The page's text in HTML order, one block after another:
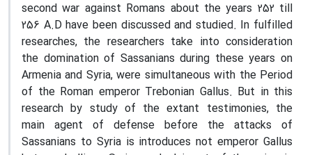
second war against Romans about the years 252 till
256 A.D have been discussed and studied. In fulfilled
researches, the researchers take into consideration
the domination of Sassanians during these years on
Armenia and Syria, were simultaneous with the Period
of the Roman emperor Trebonian Gallus. But in this
research by study of the extant testimonies, the
main agent of defense before the attacks of
Sassanians to Syria is introduces not emperor Gallus